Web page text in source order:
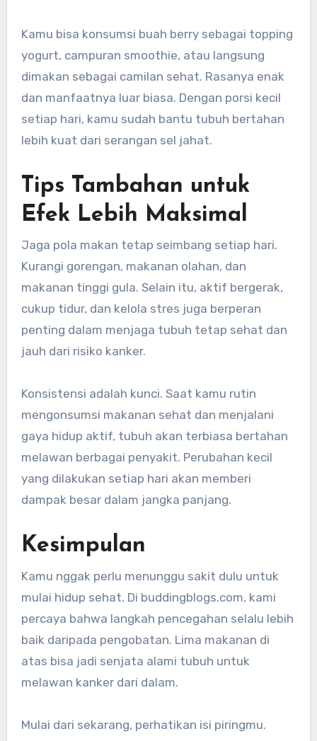
Kamu bisa konsumsi buah berry sebagai topping
yogurt, campuran smoothie, atau langsung
dimakan sebagai camilan sehat. Rasanya enak
dan manfaatnya luar biasa. Dengan porsi kecil
setiap hari, kamu sudah bantu tubuh bertahan
lebih kuat dari serangan sel jahat.
Tips Tambahan untuk
Efek Lebih Maksimal
Jaga pola makan tetap seimbang setiap hari.
Kurangi gorengan, makanan olahan, dan
makanan tinggi gula. Selain itu, aktif bergerak,
cukup tidur, dan kelola stres juga berperan
penting dalam menjaga tubuh tetap sehat dan
jauh dari risiko kanker.
Konsistensi adalah kunci. Saat kamu rutin
mengonsumsi makanan sehat dan menjalani
gaya hidup aktif, tubuh akan terbiasa bertahan
melawan berbagai penyakit. Perubahan kecil
yang dilakukan setiap hari akan memberi
dampak besar dalam jangka panjang.
Kesimpulan
Kamu nggak perlu menunggu sakit dulu untuk
mulai hidup sehat. Di buddingblogs.com, kami
percaya bahwa langkah pencegahan selalu lebih
baik daripada pengobatan. Lima makanan di
atas bisa jadi senjata alami tubuh untuk
melawan kanker dari dalam.
Mulai dari sekarang, perhatikan isi piringmu.